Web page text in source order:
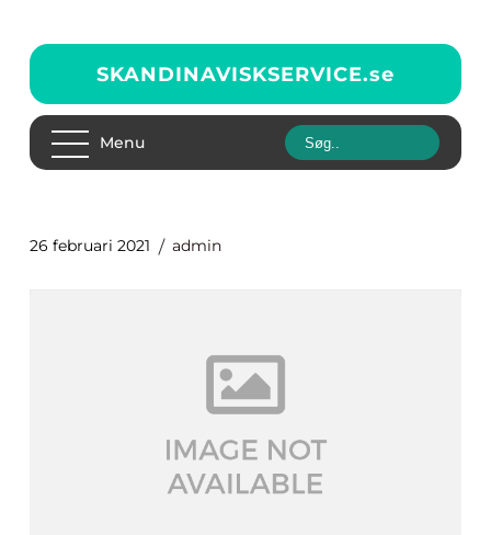
SKANDINAVISKSERVICE.se
Menu
26 februari 2021 admin